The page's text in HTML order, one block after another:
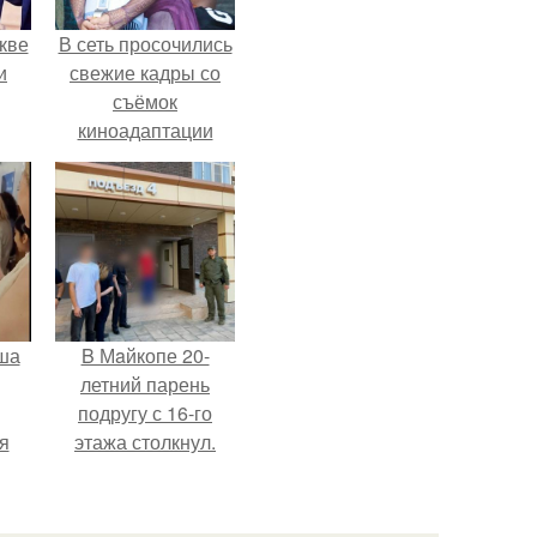
В сеть просочились
свежие кадры со
съёмок
киноадаптации
"Рапунцель", и всё
внимание
моментально
оказалось
приковано к Тиган
крофт.
B Мaйкопе 20-
летний парень
подругу с 16-го
этажа столкнул.